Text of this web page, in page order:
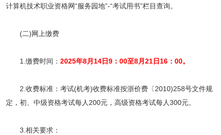
计算机技术职业资格网“服务园地”-“考试用书”栏目查询。
(二)网上缴费
1.缴费时间： 2025年8月14日9：00至8月21日16：00。
2.收费标准：考试(机考)收费标准按浙价费〔2010)258号文件规
定，初、中级资格考试每人200元，高级资格考试每人300元。
3.相关要求：